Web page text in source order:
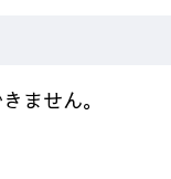
ません。